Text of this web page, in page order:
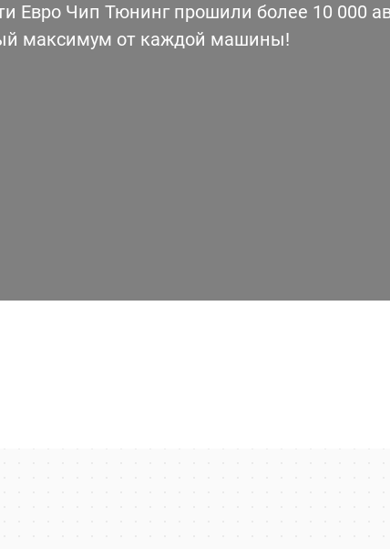
Евро Чип Тюнинг прошили более 10 000
максимум от каждой машины!